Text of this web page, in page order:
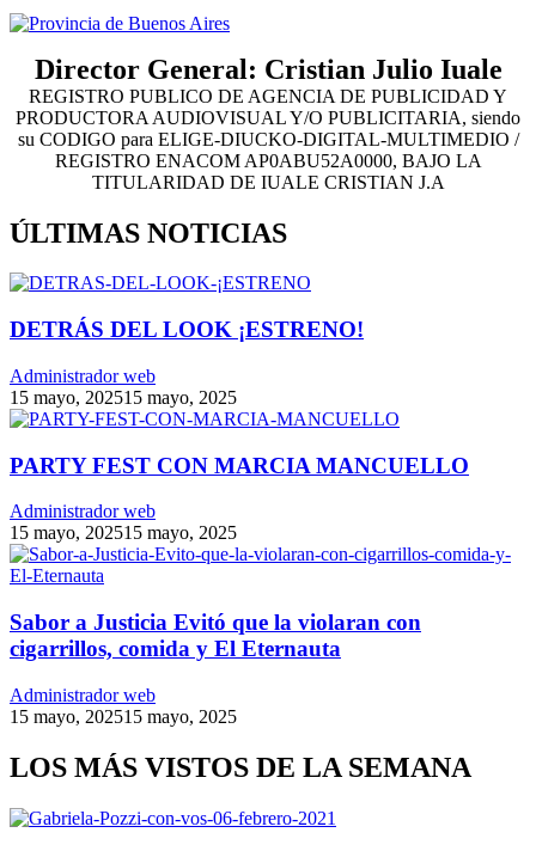
Director General: Cristian Julio Iuale
REGISTRO PUBLICO DE AGENCIA DE PUBLICIDAD Y
PRODUCTORA AUDIOVISUAL Y/O PUBLICITARIA, siendo
su CODIGO para ELIGE-DIUCKO-DIGITAL-MULTIMEDIO /
REGISTRO ENACOM AP0ABU52A0000, BAJO LA
TITULARIDAD DE IUALE CRISTIAN J.A
ÚLTIMAS NOTICIAS
DETRÁS DEL LOOK ¡ESTRENO!
Administrador web
15 mayo, 202515 mayo, 2025
PARTY FEST CON MARCIA MANCUELLO
Administrador web
15 mayo, 202515 mayo, 2025
Sabor a Justicia Evitó que la violaran con
cigarrillos, comida y El Eternauta
Administrador web
15 mayo, 202515 mayo, 2025
LOS MÁS VISTOS DE LA SEMANA